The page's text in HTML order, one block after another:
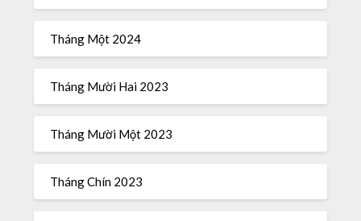
Tháng Một 2024
Tháng Mười Hai 2023
Tháng Mười Một 2023
Tháng Chín 2023